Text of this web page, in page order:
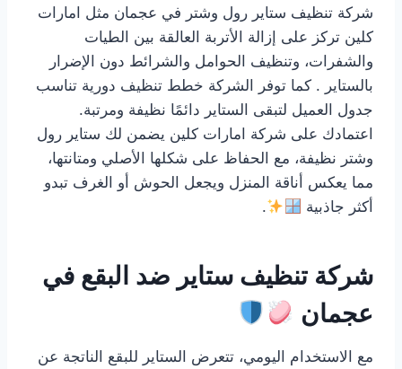
شركة تنظيف ستاير رول وشتر في عجمان مثل امارات
كلين تركز على إزالة الأتربة العالقة بين الطيات
والشفرات، وتنظيف الحوامل والشرائط دون الإضرار
بالستاير . كما توفر الشركة خطط تنظيف دورية تناسب
جدول العميل لتبقى الستاير دائمًا نظيفة ومرتبة.
اعتمادك على شركة امارات كلين يضمن لك ستاير رول
وشتر نظيفة، مع الحفاظ على شكلها الأصلي ومتانتها،
مما يعكس أناقة المنزل ويجعل الحوش أو الغرف تبدو
أكثر جاذبية
.
شركة تنظيف ستاير ضد البقع في
عجمان
مع الاستخدام اليومي، تتعرض الستاير للبقع الناتجة عن